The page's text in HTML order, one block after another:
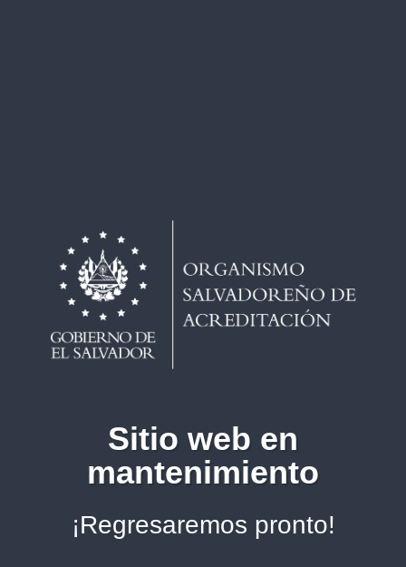
Sitio web en
mantenimiento
¡Regresaremos pronto!